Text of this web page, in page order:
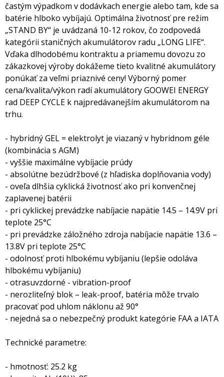
častým výpadkom v dodávkach energie alebo tam, kde sa
batérie hlboko vybíjajú. Optimálna životnosť pre režim
„STAND BY“ je uvádzaná 10-12 rokov, čo zodpovedá
kategórii staničných akumulátorov radu „LONG LIFE“.
Vďaka dlhodobému kontraktu a priamemu dovozu zo
zákazkovej výroby dokážeme tieto kvalitné akumulátory
ponúkať za veľmi priaznivé ceny! Výborný pomer
cena/kvalita/výkon radí akumulátory GOOWEI ENERGY
rad DEEP CYCLE k najpredávanejším akumulátorom na
trhu.
- hybridný GEL = elektrolyt je viazaný v hybridnom géle
(kombinácia s AGM)
- vyššie maximálne vybíjacie prúdy
- absolútne bezúdržbové (z hľadiska doplňovania vody)
- oveľa dlhšia cyklická životnosť ako pri konvenčnej
zaplavenej batérii
- pri cyklickej prevádzke nabíjacie napätie 14.5 – 14.9V pri
teplote 25°C
- pri prevádzke záložného zdroja nabíjacie napätie 13.6 –
13.8V pri teplote 25°C
- odolnosť proti hlbokému vybíjaniu (lepšie odoláva
hlbokému vybíjaniu)
- otrasuvzdorné - vibration-proof
- nerozliteľný blok – leak-proof, batéria môže trvalo
pracovať pod uhlom náklonu až 90°
- nejedná sa o nebezpečný produkt kategórie FAA a IATA
Technické parametre:
- hmotnosť: 25.2 kg